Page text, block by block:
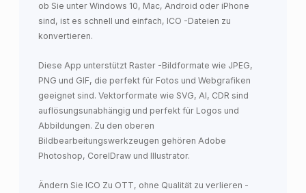
ob Sie unter Windows 10, Mac, Android oder iPhone
sind, ist es schnell und einfach, ICO -Dateien zu
konvertieren.
Diese App unterstützt Raster -Bildformate wie JPEG,
PNG und GIF, die perfekt für Fotos und Webgrafiken
geeignet sind. Vektorformate wie SVG, AI, CDR sind
auflösungsunabhängig und perfekt für Logos und
Abbildungen. Zu den oberen
Bildbearbeitungswerkzeugen gehören Adobe
Photoshop, CorelDraw und Illustrator.
Ändern Sie ICO Zu OTT, ohne Qualität zu verlieren -